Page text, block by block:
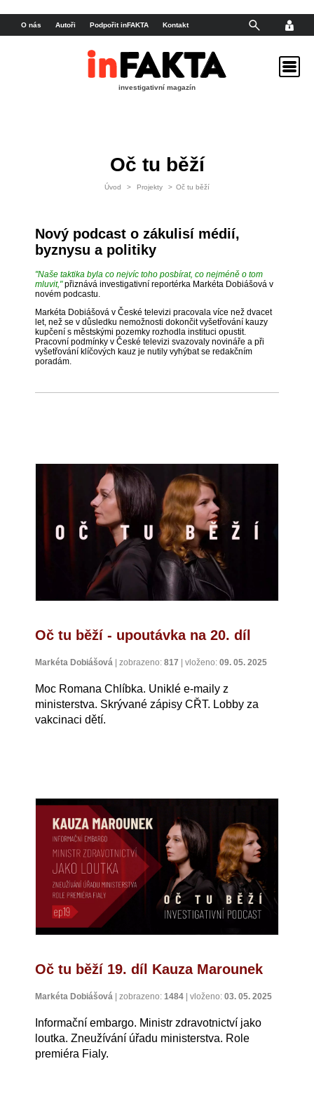
Oč tu běží
Úvod > Projekty > Oč tu běží
Nový podcast o zákulisí médií,
byznysu a politiky
"Naše taktika byla co nejvíc toho posbírat, co nejméně o tom
mluvit,"přiznává investigativní reportérka Markéta Dobiášová v
novém podcastu.
Markéta Dobiášová v České televizi pracovala více než dvacet
let, než se v důsledku nemožnosti dokončit vyšetřování kauzy
kupčení s městskými pozemky rozhodla instituci opustit.
Pracovní podmínky v České televizi svazovaly novináře a při
vyšetřování klíčových kauz je nutily vyhýbat se redakčním
poradám.
Oč tu běží - upoutávka na 20. díl
Markéta Dobiášová | zobrazeno: 817 | vloženo: 09. 05. 2025
Moc Romana Chlíbka. Uniklé e-maily z
ministerstva. Skrývané zápisy CŘT. Lobby za
vakcinaci dětí.
Oč tu běží 19. díl Kauza Marounek
Markéta Dobiášová | zobrazeno: 1484 | vloženo: 03. 05. 2025
Informační embargo. Ministr zdravotnictví jako
loutka. Zneužívání úřadu ministerstva. Role
premiéra Fialy.
investigativní magazín
O nás Autoři Podpořit inFAKTA Kontakt